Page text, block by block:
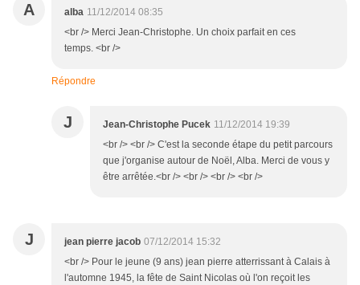
A alba 11/12/2014 08:35
<br /> Merci Jean-Christophe. Un choix parfait en ces
temps. <br />
Répondre
J Jean-Christophe Pucek 11/12/2014 19:39
<br /> <br /> C'est la seconde étape du petit parcours
que j'organise autour de Noël, Alba. Merci de vous y
être arrêtée.<br /> <br /> <br /> <br />
J jean pierre jacob 07/12/2014 15:32
<br /> Pour le jeune (9 ans) jean pierre atterrissant à Calais à
l'automne 1945, la fête de Saint Nicolas où l'on reçoit les